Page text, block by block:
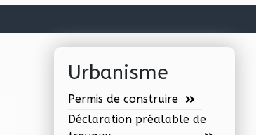
Urbanisme
Permis de construire
Déclaration préalable de